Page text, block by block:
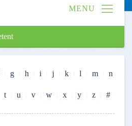
g h i j k l m n
t u v w x y z #